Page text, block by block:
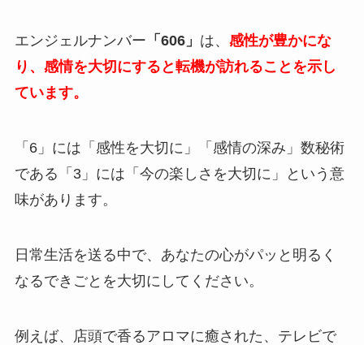
エンジェルナンバー 「606」 は、 感性が豊かにな
り、感情を大切にすると転機が訪れることを示し
ています。
「6」には「感性を大切に」「感情の深み」数秘術
である「3」には「今の楽しさを大切に」という意
味があります。
日常生活を送る中で、あなたの心がパッと明るく
なるできごとを大切にしてください。
例えば、店頭で香るアロマに癒された、テレビで